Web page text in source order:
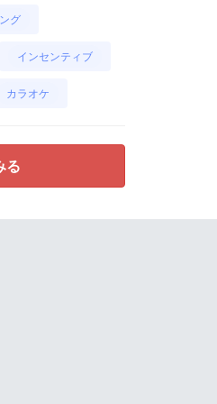
グ
インセンティブ
カラオケ
る